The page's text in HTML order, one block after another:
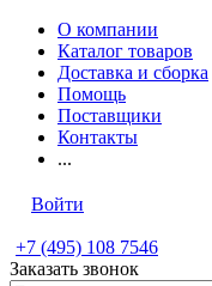
О компании
Каталог товаров
Доставка и сборка
Помощь
Поставщики
Контакты
...
Войти
+7 (495) 108 7546
Заказать звонок